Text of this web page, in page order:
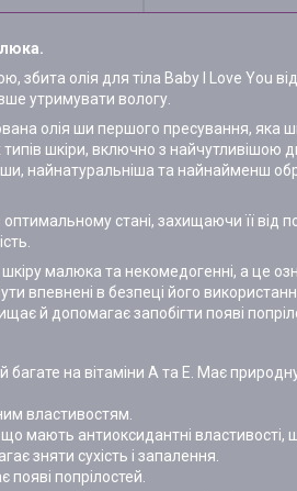
олія для тіла Baby I Love You
утримувати вологу.
олія ши першого пресування, яка
шкіри, включно з найчутливішою
найнатуральніша та найнайменш
оптимальному стані, захищаючи її
малюка та некомедогенні, а це
в безпеці його
й допомагає запобігти появі
багате на вітаміни A та E. Має
властивостям.
що мають антиоксидантні
зняти сухість і запалення.
попрілостей.